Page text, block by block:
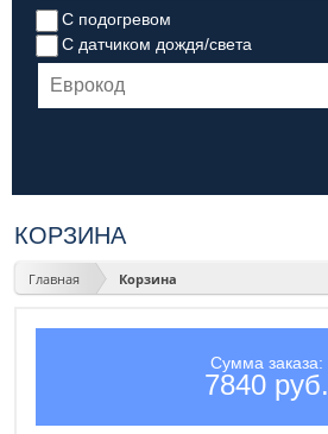
С подогревом
С датчиком дождя/света
КОРЗИНА
Главная Корзина
Сумма заказа:
7840 руб.